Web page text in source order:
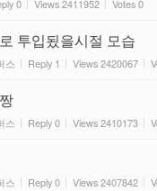
0 Views2411952 Votes0
투입됬을시절 모습
스 Reply 1 Views2420067
스 Reply0 Views2410173
스 Reply0 Views2407842